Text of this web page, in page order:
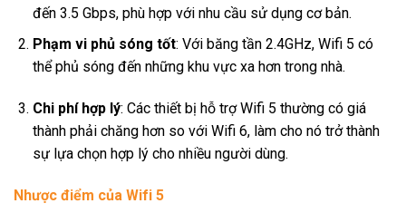
đến 3.5 Gbps, phù hợp với nhu cầu sử dụng cơ bản.
Phạm vi phủ sóng tốt: Với băng tần 2.4GHz, Wifi 5 có
thể phủ sóng đến những khu vực xa hơn trong nhà.
Chi phí hợp lý: Các thiết bị hỗ trợ Wifi 5 thường có giá
thành phải chăng hơn so với Wifi 6, làm cho nó trở thành
sự lựa chọn hợp lý cho nhiều người dùng.
Nhược điểm của Wifi 5